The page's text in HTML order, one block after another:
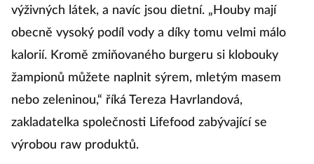
výživných látek, a navíc jsou dietní. „Houby mají
obecně vysoký podíl vody a díky tomu velmi málo
kalorií. Kromě zmiňovaného burgeru si klobouky
žampionů můžete naplnit sýrem, mletým masem
nebo zeleninou,“ říká Tereza Havrlandová,
zakladatelka společnosti Lifefood zabývající se
výrobou raw produktů.